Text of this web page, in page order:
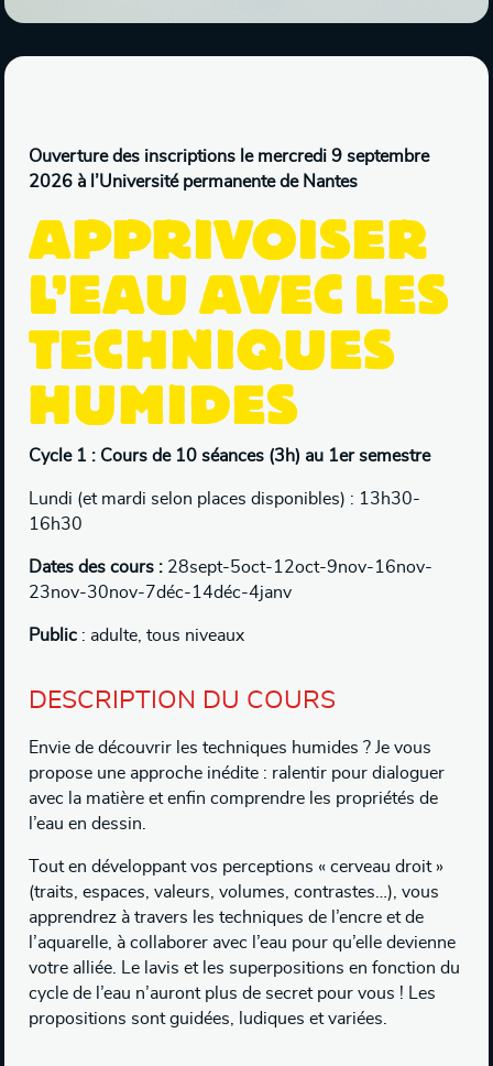
Ouverture des inscriptions le mercredi 9 septembre
2026 à l’Université permanente de Nantes
APPRIVOISER
L’EAU AVEC LES
TECHNIQUES
HUMIDES
Cycle 1 : Cours de 10 séances (3h) au 1er semestre
Lundi (et mardi selon places disponibles) : 13h30-
16h30
Dates des cours : 28sept-5oct-12oct-9nov-16nov-
23nov-30nov-7déc-14déc-4janv
Public : adulte, tous niveaux
DESCRIPTION DU COURS
Envie de découvrir les techniques humides ? Je vous
propose une approche inédite : ralentir pour dialoguer
avec la matière et enfin comprendre les propriétés de
l’eau en dessin.
Tout en développant vos perceptions « cerveau droit »
(traits, espaces, valeurs, volumes, contrastes…), vous
apprendrez à travers les techniques de l’encre et de
l’aquarelle, à collaborer avec l’eau pour qu’elle devienne
votre alliée. Le lavis et les superpositions en fonction du
cycle de l’eau n’auront plus de secret pour vous ! Les
propositions sont guidées, ludiques et variées.